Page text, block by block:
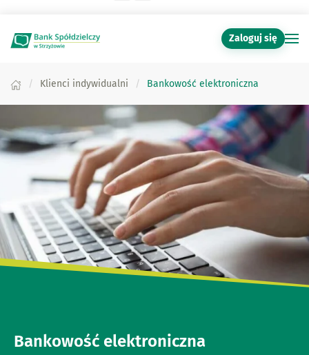
Zaloguj się
Klienci indywidualni Bankowość elektroniczna
Bankowość elektroniczna